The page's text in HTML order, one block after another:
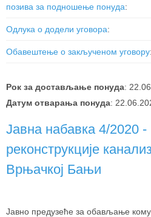
позива за подношење понуда:
Одлука о додели уговора:
Обавештење о закљученом уговору
Рок за достављање понуда:
Датум отварања понуда:
Јавна набавка 4/2020 -
реконструкције
Врњачкој Бањи
Јавно предузеће за обављање